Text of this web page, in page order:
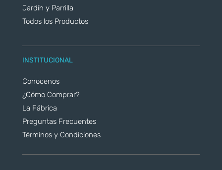
Jardín y Parrilla
Todos los Productos
INSTITUCIONAL
Conocenos
¿Cómo Comprar?
La Fábrica
Preguntas Frecuentes
Términos y Condiciones